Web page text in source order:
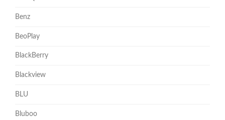
Benz
BeoPlay
BlackBerry
Blackview
BLU
Bluboo